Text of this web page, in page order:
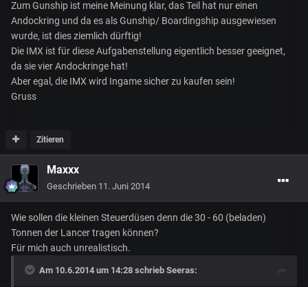
Zum Gunship ist meine Meinung klar, das Teil hat nur einen
Andockring und da es als Gunship/ Boardingship ausgewiesen
wurde, ist dies ziemlich dürftig!
Die IMX ist für diese Aufgabenstellung eigentlich besser geeignet,
da sie vier Andockringe hat!
Aber egal, die IMX wird Ingame sicher zu kaufen sein!
Gruss
Zitieren
Maxxx
Geschrieben 11. Juni 2014
Wie sollen die kleinen Steuerdüsen denn die 30 - 60 (beladen)
Tonnen der Lancer tragen können?
Für mich auch unrealistisch.
Am 10.6.2014 um 14:28 schrieb Seeras: